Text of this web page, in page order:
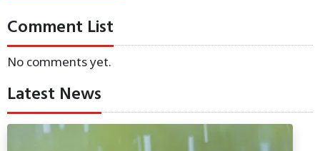
Comment List
No comments yet.
Latest News